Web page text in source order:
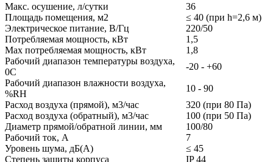
Макс. осушение, л/сутки
36
Площадь помещения, м2
≤ 40 (при h=2,6 м)
Электрическое питание, В/Гц
220/50
Потребляемая мощность, кВт
1,5
Max потребляемая мощность, кВт
1,8
Рабочий диапазон температуры воздуха,
0С
-20 - +60
Рабочий диапазон влажности воздуха,
%RH
10 - 90
Расход воздуха (прямой), м3/час
320 (при 80 Па)
Расход воздуха (обратный), м3/час
100 (при 50 Па)
Диаметр прямой/обратной линии, мм
100/80
Рабочий ток, А
7
Уровень шума, дБ(A)
≤ 45
Степень защиты корпуса
IP 44